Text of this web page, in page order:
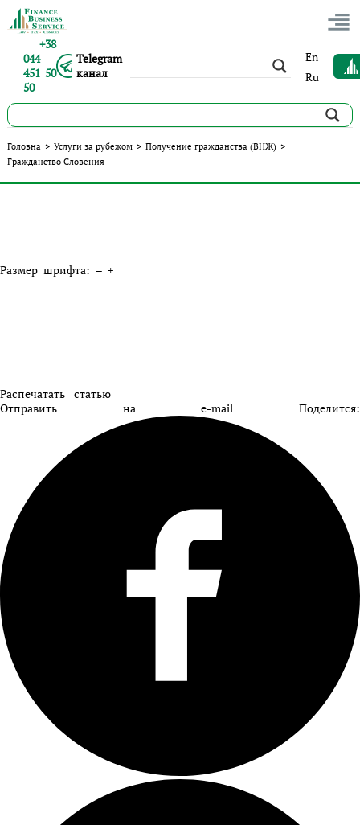
+38
044
451 50
50
Telegram
канал
En
Ru
Головна > Услуги за рубежом > Получение гражданства (ВНЖ) >
Гражданство Словения
Главная
Размер шрифта: – +
Распечатать статью
Отправить на e-mail Поделится: